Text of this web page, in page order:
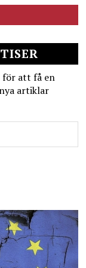
för att få en
artiklar